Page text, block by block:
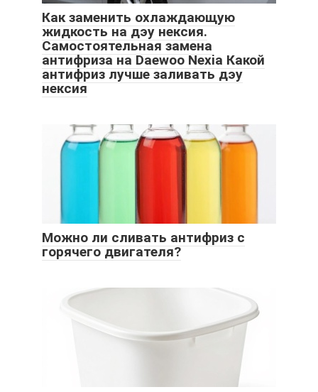
Как заменить охлаждающую
жидкость на дэу нексия.
Самостоятельная замена
антифриза на Daewoo Nexia Какой
антифриз лучше заливать дэу
нексия
Можно ли сливать антифриз с
горячего двигателя?